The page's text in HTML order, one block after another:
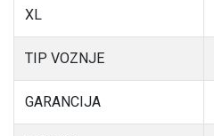
XL
TIP VOZNJE
GARANCIJA